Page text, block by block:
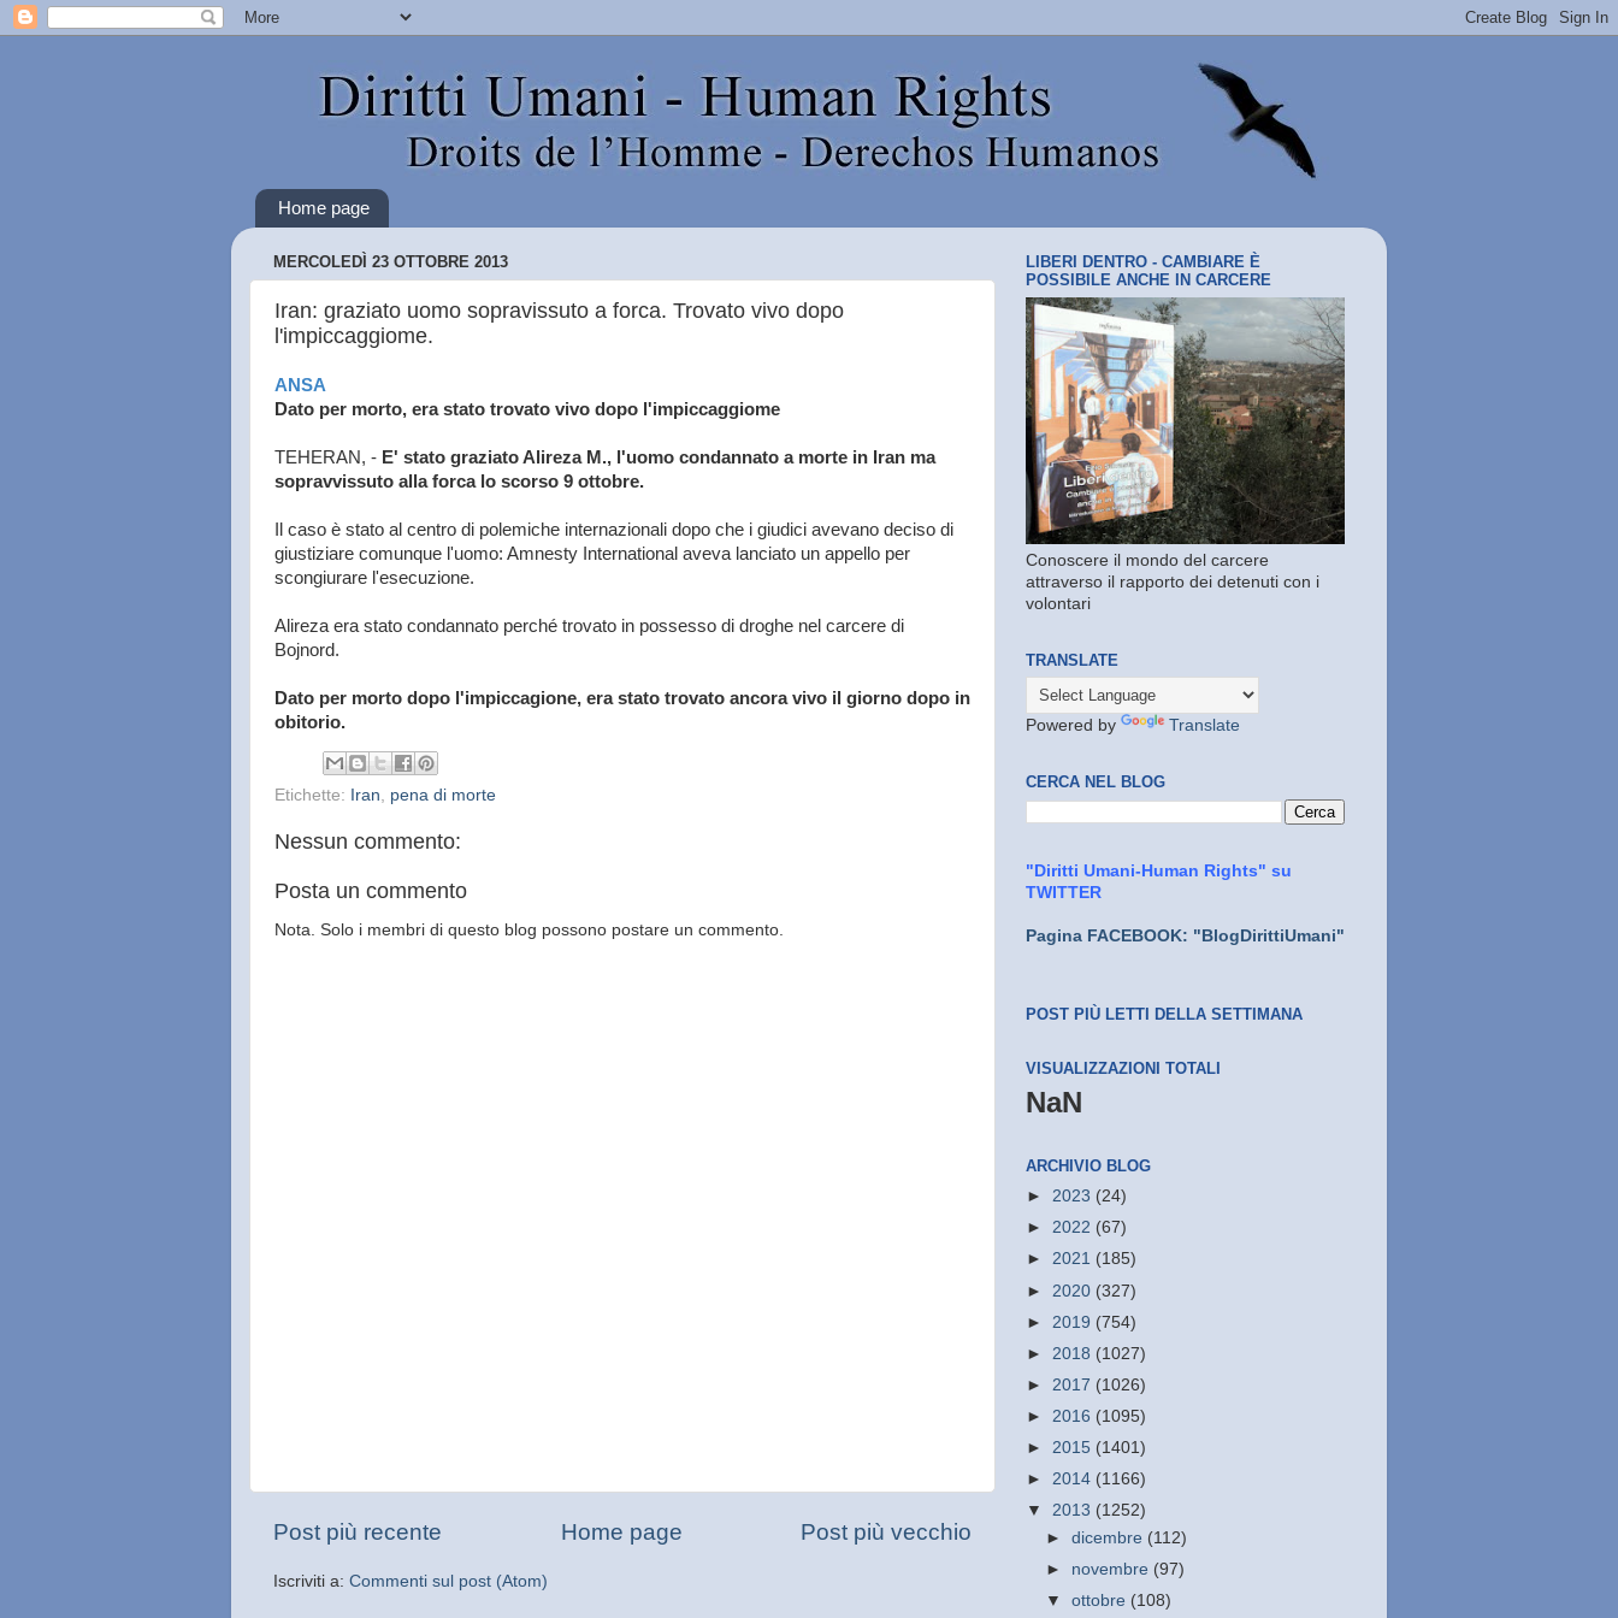
Home page
MERCOLEDÌ 23 OTTOBRE 2013
Iran: graziato uomo sopravissuto a forca. Trovato vivo dopo
l'impiccaggiome.
ANSA
Dato per morto, era stato trovato vivo dopo l'impiccaggiome
TEHERAN, - E' stato graziato Alireza M., l'uomo condannato a morte in Iran ma
sopravvissuto alla forca lo scorso 9 ottobre.
Il caso è stato al centro di polemiche internazionali dopo che i giudici avevano deciso di
giustiziare comunque l'uomo: Amnesty International aveva lanciato un appello per
scongiurare l'esecuzione.
Alireza era stato condannato perché trovato in possesso di droghe nel carcere di
Bojnord.
Dato per morto dopo l'impiccagione, era stato trovato ancora vivo il giorno dopo in
obitorio.
Etichette: Iran pena di morte
Nessun commento:
Posta un commento
Nota. Solo i membri di questo blog possono postare un commento.
Post più recente Post più vecchio
Home page
Iscriviti a: Commenti sul post (Atom)
LIBERI DENTRO - CAMBIARE È
POSSIBILE ANCHE IN CARCERE
Conoscere il mondo del carcere
attraverso il rapporto dei detenuti con i
volontari
TRANSLATE
Powered by Translate
CERCA NEL BLOG
"Diritti Umani-Human Rights" su
TWITTER
Pagina FACEBOOK: "BlogDirittiUmani"
POST PIÙ LETTI DELLA SETTIMANA
VISUALIZZAZIONI TOTALI
NaN
ARCHIVIO BLOG
► 2023 (24)
► 2022 (67)
► 2021 (185)
► 2020 (327)
► 2019 (754)
► 2018 (1027)
► 2017 (1026)
► 2016 (1095)
► 2015 (1401)
► 2014 (1166)
▼ 2013 (1252)
►dicembre (112)
► novembre (97)
▼ottobre (108)